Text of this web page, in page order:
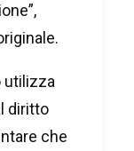
utilizza
diritto
che